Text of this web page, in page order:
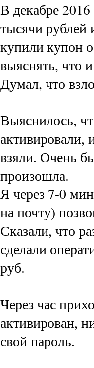
В декабре
тысячи рублей
купили купон
выяснять, что
Думал, что
Выяснилось,
активировали,
взяли. Очень
произошла.
Я через 7-0
на почту)
Сказали, что
сделали
руб.
Через час
активирован,
свой пароль.